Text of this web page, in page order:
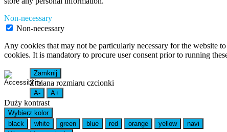
Non-necessary
Non-necessary
Any cookies that may not be particularly necessary for the website
cookies. It is mandatory to procure user consent prior to running
Zamknij
Zmiana rozmiaru czcionki
A- A+
Duży kontrast
Wybierz kolor
black
white green blue red orange yellow
navi